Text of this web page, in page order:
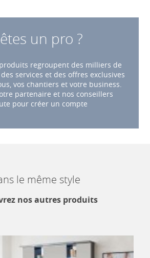
un pro ?
regroupent des milliers de
services et des offres exclusives
vos chantiers et votre business.
partenaire et nos conseillers
pour créer un compte
le même style
nos autres produits